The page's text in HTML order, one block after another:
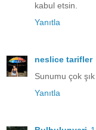
kabul etsin.
Yanıtla
neslice tarifler
Sunumu çok
Yanıtla